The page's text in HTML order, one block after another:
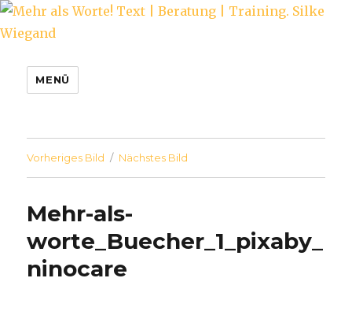
Mehr als Worte! Text | Beratung |
MENÜ
Vorheriges Bild Nächstes Bild
Mehr-als-
worte_Buecher_1_pixaby_
ninocare